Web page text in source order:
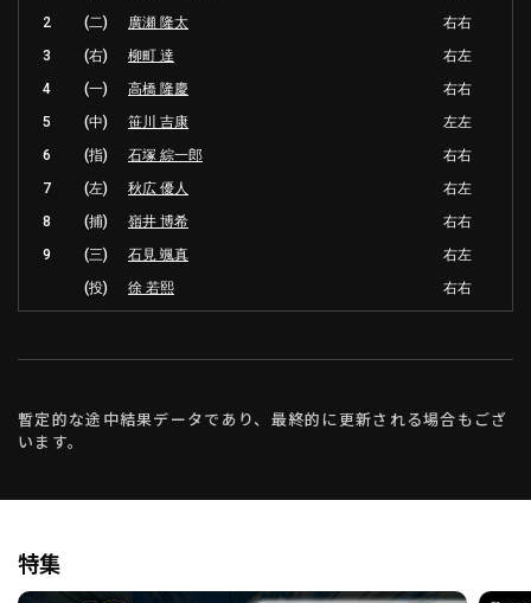
2
(二) 廣瀬 隆太
右右
3
(右) 柳町 達
右左
4
(一) 高橋 隆慶
右右
5
(中) 笹川 吉康
左左
6
(指) 石塚 綜一郎
右右
7
(左) 秋広 優人
右左
8
(捕) 嶺井 博希
右右
9
(三) 石見 颯真
右左
(投)
徐 若熙 右右
暫定的な途中結果データであり、最終的に更新される場合もござ
います。
特集